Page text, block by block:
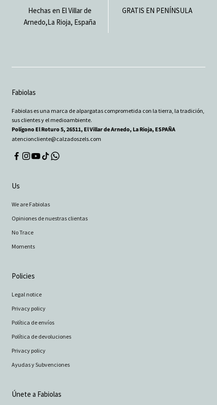
Hechas en El Villar de
Arnedo,La Rioja, España
GRATIS EN PENÍNSULA
Fabiolas
Fabiolas es una marca de alpargatas comprometida con la tierra, la tradición,
sus clientes y el medioambiente.
Polígono El Roturo 5, 26511, El Villar de Arnedo, La Rioja, ESPAÑA
atencioncliente@calzadoszels.com
Us
We are Fabiolas
Opiniones de nuestras clientas
No Trace
Moments
Policies
Legal notice
Privacy policy
Política de envíos
Política de devoluciones
Privacy policy
Ayudas y Subvenciones
Únete a Fabiolas